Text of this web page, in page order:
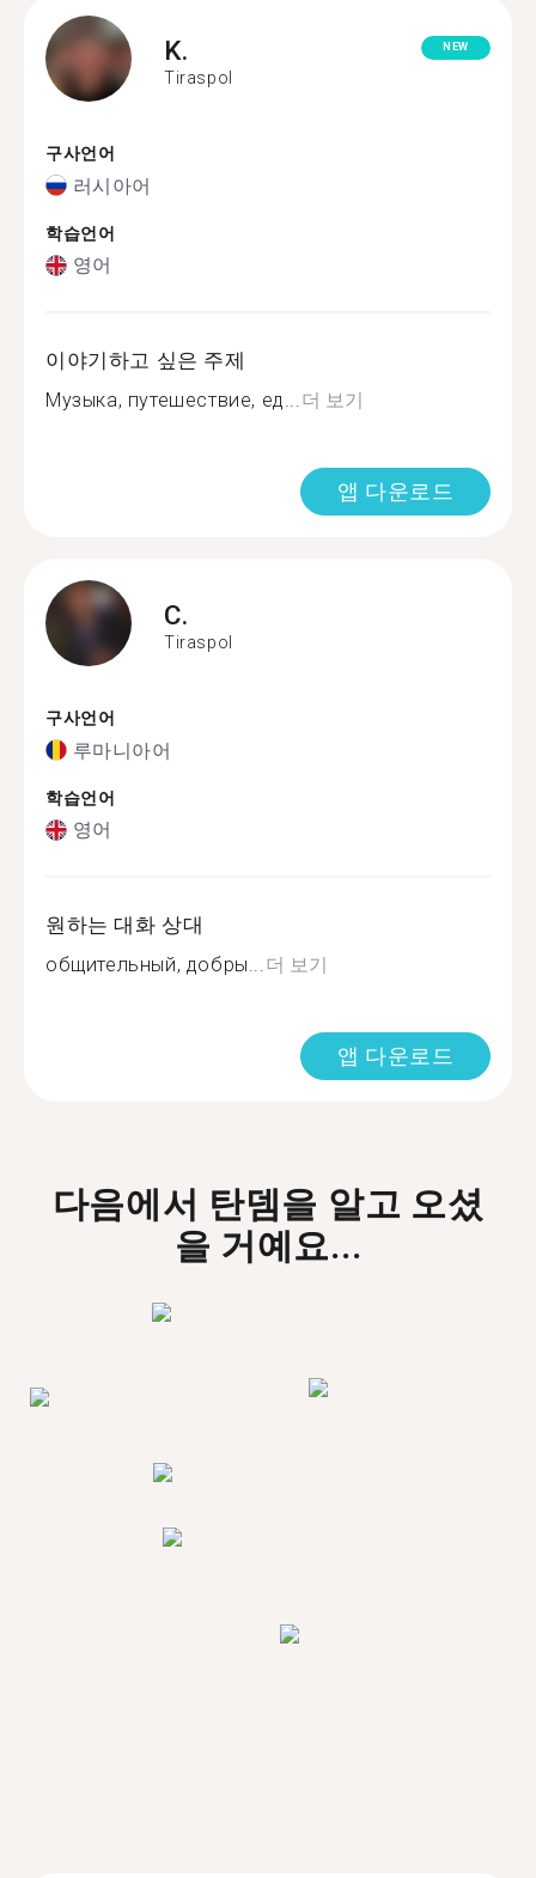
K.
Tiraspol
NEW
구사언어
러시아어
학습언어
영어
이야기하고 싶은 주제
Музыка, путешествие, ед...더 보기
앱 다운로드
C.
Tiraspol
구사언어
루마니아어
학습언어
영어
원하는 대화 상대
общительный, добры...더 보기
앱 다운로드
다음에서 탄뎀을 알고 오셨
을 거예요...